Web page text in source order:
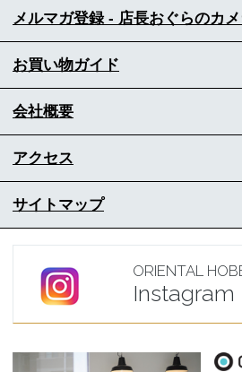
メルマガ登録 - 店長おぐらのカ
お買い物ガイド
会社概要
アクセス
サイトマップ
ORIENTAL
Instagram